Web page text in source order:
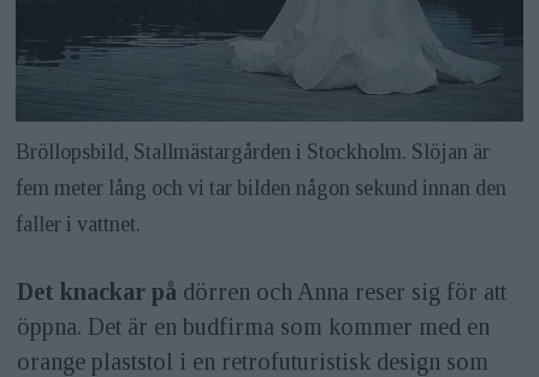
Bröllopsbild, Stallmästargården i Stockholm. Slöjan är
fem meter lång och vi tar bilden någon sekund innan den
faller i vattnet.
Det knackar på dörren och Anna reser sig för att
öppna. Det är en budfirma som kommer med en
orange plaststol i en retrofuturistisk design som